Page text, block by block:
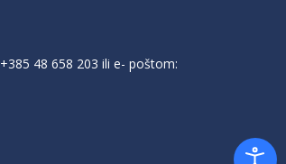
+385 48 658 203 ili e- poštom: